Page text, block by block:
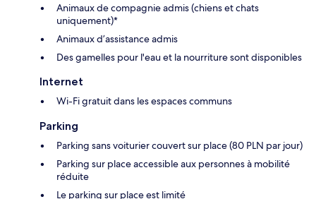
Animaux de compagnie admis (chiens et chats
uniquement)*
Animaux d’assistance admis
Des gamelles pour l'eau et la nourriture sont disponibles
Internet
Wi-Fi gratuit dans les espaces communs
Parking
Parking sans voiturier couvert sur place (80 PLN par jour)
Parking sur place accessible aux personnes à mobilité
réduite
Le parking sur place est limité